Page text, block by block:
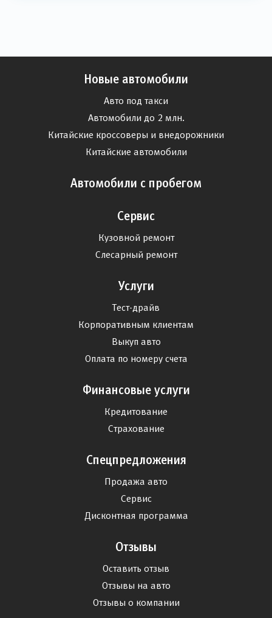
Новые автомобили
Авто под такси
Автомобили до 2 млн.
Китайские кроссоверы и внедорожники
Китайские автомобили
Автомобили с пробегом
Сервис
Кузовной ремонт
Слесарный ремонт
Услуги
Тест-драйв
Корпоративным клиентам
Выкуп авто
Оплата по номеру счета
Финансовые услуги
Кредитование
Страхование
Спецпредложения
Продажа авто
Сервис
Дисконтная программа
Отзывы
Оставить отзыв
Отзывы на авто
Отзывы о компании